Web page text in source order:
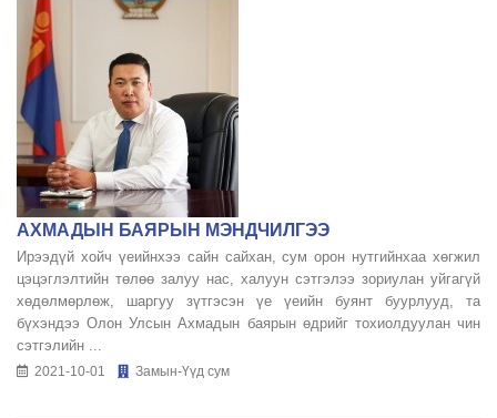
АХМАДЫН БАЯРЫН МЭНДЧИЛГЭЭ
Ирээдүй хойч үеийнхээ сайн сайхан, сум орон нутгийнхаа хөгжил
цэцэглэлтийн төлөө залуу нас, халуун сэтгэлээ зориулан уйгагүй
хөдөлмөрлөж, шаргуу зүтгэсэн үе үеийн буянт буурлууд, та
бүхэндээ Олон Улсын Ахмадын баярын өдрийг тохиолдуулан чин
сэтгэлийн ...
2021-10-01 Замын-Үүд сум